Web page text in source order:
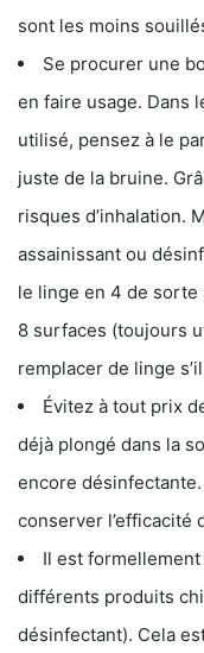
sont les moins
Se procurer une
en faire usage. Dans
utilisé, pensez à le
juste de la bruine.
risques d’inhalation.
assainissant ou
le linge en 4 de sorte
8 surfaces (toujours
remplacer de linge
Évitez à tout prix
déjà plongé dans la
encore
conserver l’efficacité
Il est
différents produits
désinfectant). Cela